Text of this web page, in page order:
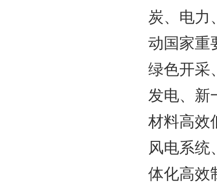
炭、电力
动国家重
绿色开采
发电、新
材料高效
风电系统
体化高效